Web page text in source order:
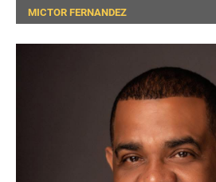
MICTOR FERNANDEZ